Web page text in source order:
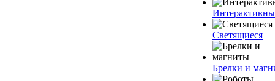
Светящиеся
Брелки и